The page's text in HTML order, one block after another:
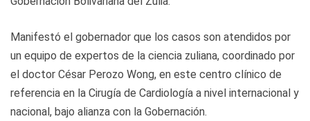
Manifestó el gobernador que los casos son atendidos por
un equipo de expertos de la ciencia zuliana, coordinado por
el doctor César Perozo Wong, en este centro clínico de
referencia en la Cirugía de Cardiología a nivel internacional y
nacional, bajo alianza con la Gobernación.